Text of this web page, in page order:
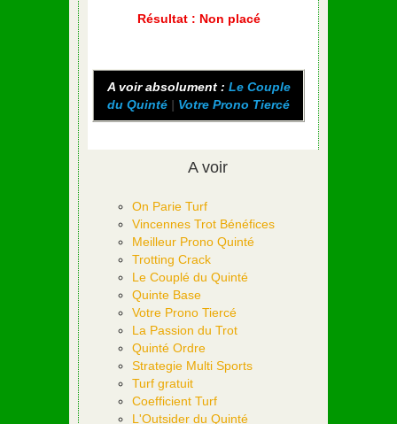
Résultat : Non placé
A voir absolument : Le Couple
du Quinté | Votre Prono Tiercé
A voir
On Parie Turf
Vincennes Trot Bénéfices
Meilleur Prono Quinté
Trotting Crack
Le Couplé du Quinté
Quinte Base
Votre Prono Tiercé
La Passion du Trot
Quinté Ordre
Strategie Multi Sports
Turf gratuit
Coefficient Turf
L'Outsider du Quinté